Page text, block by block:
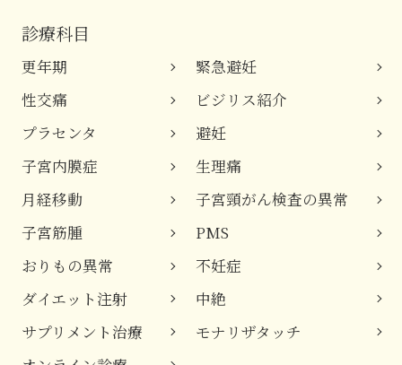
診療科目
更年期
緊急避妊
性交痛
ビジリス紹介
プラセンタ
避妊
子宮内膜症
生理痛
月経移動
子宮頸がん検査の異常
子宮筋腫
PMS
おりもの異常
不妊症
ダイエット注射
中絶
サプリメント治療
モナリザタッチ